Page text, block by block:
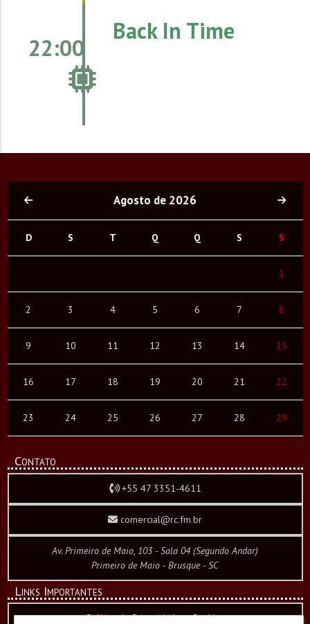
22:00
Back In Time
Agosto de 2026
D S T Q Q S S
1
2 3 4 5 6 7 8
9 10 11 12 13 14 15
16 17 18 19 20 21 22
23 24 25 26 27 28 29
Contato
+55 47 3351-4611
comercial@rc.fm.br
Av. Primeiro de Maio, 103 - Sala 04 (Segundo Andar)
Primeiro de Maio - Brusque - SC
Links Importantes
Política de Privacidade e Cookies